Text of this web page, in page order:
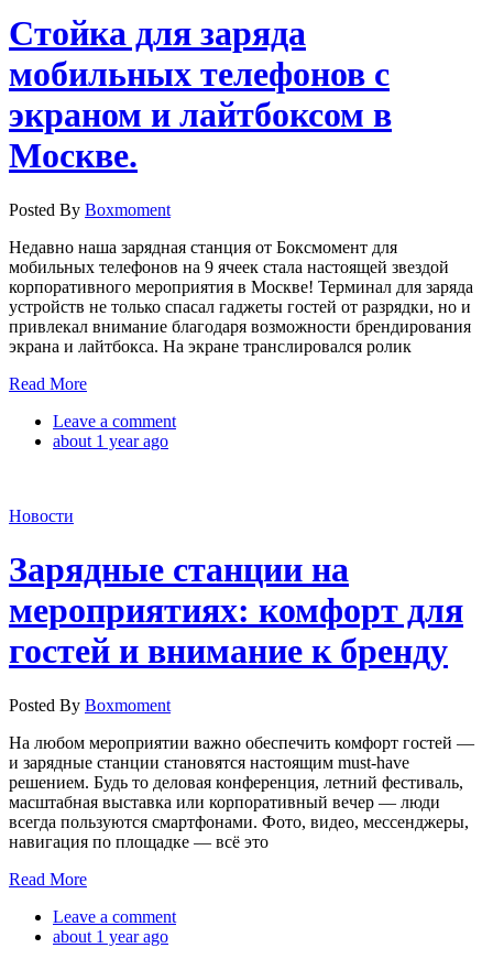
Стойка для заряда
мобильных телефонов с
экраном и лайтбоксом в
Москве.
Posted By Boxmoment
Недавно наша зарядная станция от Боксмомент для
мобильных телефонов на 9 ячеек стала настоящей звездой
корпоративного мероприятия в Москве! Терминал для заряда
устройств не только спасал гаджеты гостей от разрядки, но и
привлекал внимание благодаря возможности брендирования
экрана и лайтбокса. На экране транслировался ролик
Read More
Leave a comment
about 1 year ago
Новости
Зарядные станции на
мероприятиях: комфорт для
гостей и внимание к бренду
Posted By Boxmoment
На любом мероприятии важно обеспечить комфорт гостей —
и зарядные станции становятся настоящим must-have
решением. Будь то деловая конференция, летний фестиваль,
масштабная выставка или корпоративный вечер — люди
всегда пользуются смартфонами. Фото, видео, мессенджеры,
навигация по площадке — всё это
Read More
Leave a comment
about 1 year ago